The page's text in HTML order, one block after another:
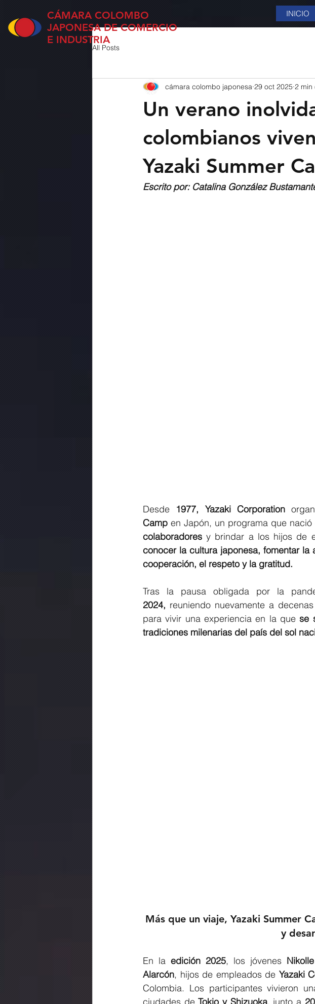
CÁMARA COLOMBO
JAPONESA DE COMERCIO
E INDUSTRIA
INICIO
All Posts
Un verano
colombianos
Yazaki Summer
cámara colombo japonesa 29 oct 2025 2 min
Escrito por: Catalina González
Desde 1977, Yazaki Corporation
Camp en Japón, un programa que
colaboradores
conocer la cultura japonesa, fomentar
cooperación, el respeto y la gratitud.
Tras la pausa obligada por la
2024, reuniendo nuevamente a
para vivir una experiencia en la que se
tradiciones milenarias del país del sol
Más que un viaje, Yazaki Summer
y
En la edición 2025, los jóvenes
Alarcón, hijos de empleados de Yazaki
Colombia. Los participantes vivieron